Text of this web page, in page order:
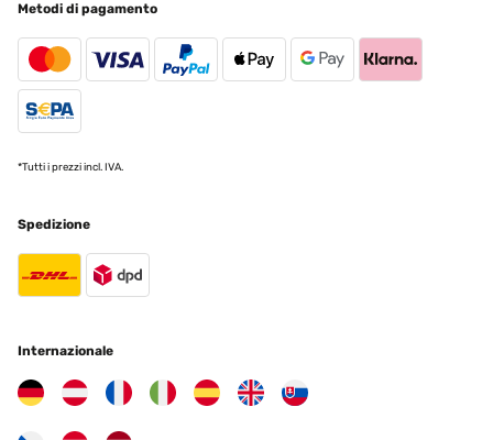
Amazon-Benutzer
Tradurre
Ware wie beschrieben einwandfrei verpackt und schnelle
Amazon-Benutzer
Tradurre
Metodi di pagamento
*Tutti i prezzi incl. IVA.
Spedizione
Internazionale